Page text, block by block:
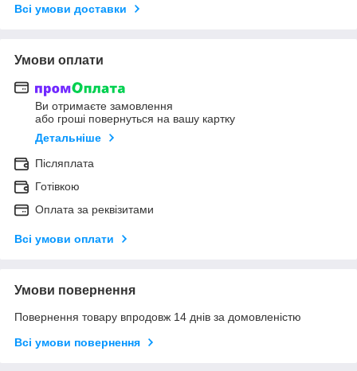
Всі умови доставки
Умови оплати
Ви отримаєте замовлення
або гроші повернуться на вашу картку
Детальніше
Післяплата
Готівкою
Оплата за реквізитами
Всі умови оплати
Умови повернення
Повернення товару впродовж 14 днів за домовленістю
Всі умови повернення